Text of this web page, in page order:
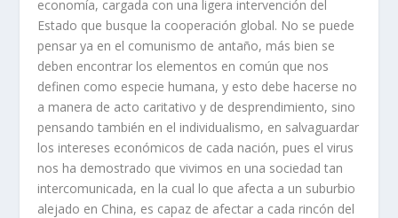
economía, cargada con una ligera intervención del
Estado que busque la cooperación global. No se puede
pensar ya en el comunismo de antaño, más bien se
deben encontrar los elementos en común que nos
definen como especie humana, y esto debe hacerse no
a manera de acto caritativo y de desprendimiento, sino
pensando también en el individualismo, en salvaguardar
los intereses económicos de cada nación, pues el virus
nos ha demostrado que vivimos en una sociedad tan
intercomunicada, en la cual lo que afecta a un suburbio
alejado en China, es capaz de afectar a cada rincón del